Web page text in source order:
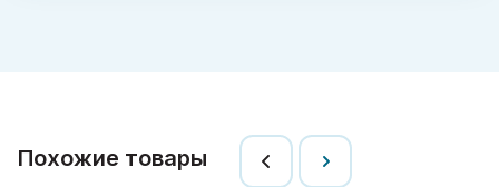
Похожие товары